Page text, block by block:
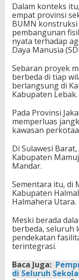
Dalam konteks
empat provinsi
BUMN
pembangunan
nyata terhadap
Daya Manusia
Sebaran proyek
berbeda di tiap
berlangsung di
Kabupaten Lebak.
Pada Provinsi
memperluas
kawasan
Di Sulawesi
Kabupaten
Mandar.
Sementara itu, di
Kabupaten
Halmahera Utara.
Meski berada
berbeda, seluruh
pendekatan
terintegrasi.
Baca Juga:
di Seluruh